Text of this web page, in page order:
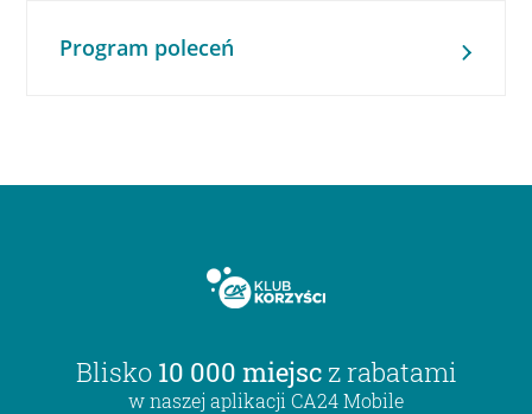
Program poleceń
Blisko 10 000 miejsc z rabatami
w naszej aplikacji CA24 Mobile